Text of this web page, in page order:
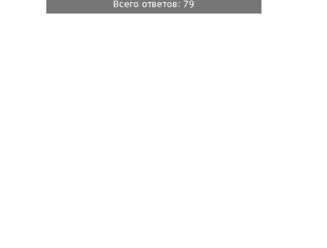
Всего ответов: 79